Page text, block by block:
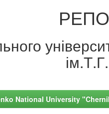
National University